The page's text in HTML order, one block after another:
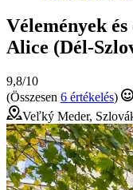
Vélemények
Alice (Dél-
9,8/10
(Összesen 6 értékelés)
Veľký Meder,